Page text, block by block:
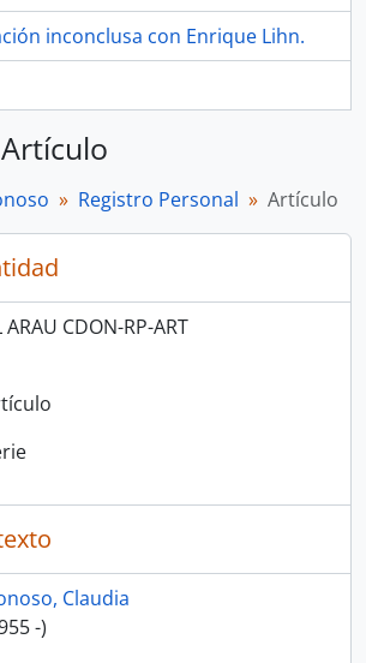
inconclusa con Enrique Lihn.
Registro Personal Artículo
ARAU CDON-RP-ART
Claudia
-)